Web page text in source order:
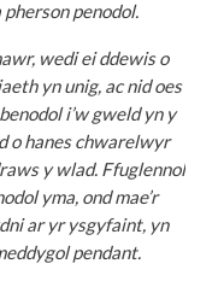
penodol.
wedi ei ddewis o
yn unig, ac nid oes
i’w gweld yn y
o hanes chwarelwyr
y wlad. Ffuglennol
yma, ond mae’r
ar yr ysgyfaint, yn
pendant.